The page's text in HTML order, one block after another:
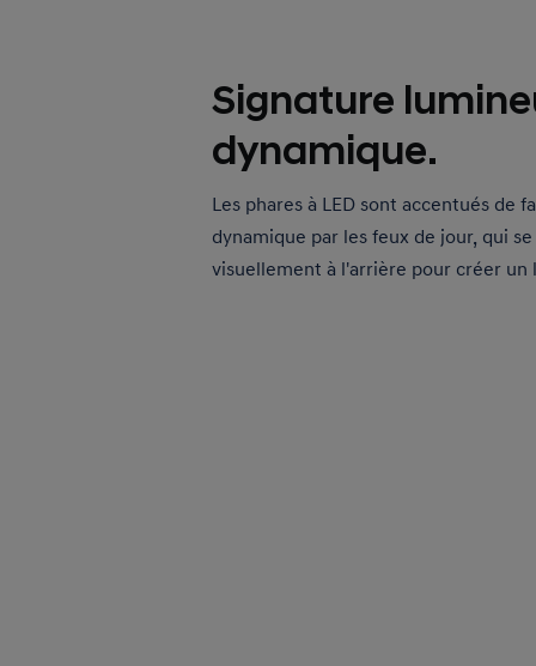
Signature
dynamique.
Les phares à LED sont accentués de
dynamique par les feux de jour, qui
visuellement à l'arrière pour créer un